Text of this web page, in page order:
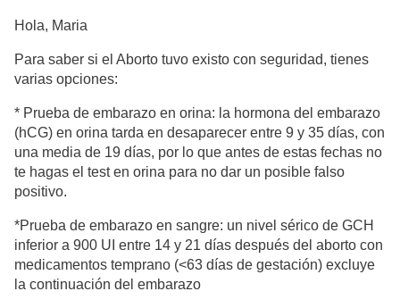
Hola, Maria
Para saber si el Aborto tuvo existo con seguridad, tienes
varias opciones:
* Prueba de embarazo en orina: la hormona del embarazo
(hCG) en orina tarda en desaparecer entre 9 y 35 días, con
una media de 19 días, por lo que antes de estas fechas no
te hagas el test en orina para no dar un posible falso
positivo.
*Prueba de embarazo en sangre: un nivel sérico de GCH
inferior a 900 UI entre 14 y 21 días después del aborto con
medicamentos temprano (<63 días de gestación) excluye
la continuación del embarazo